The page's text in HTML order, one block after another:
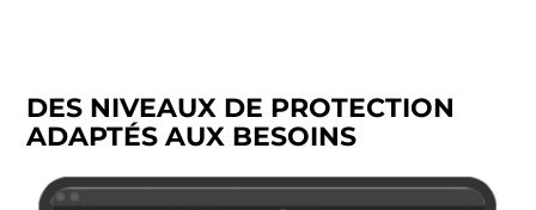
DES NIVEAUX DE PROTECTION
ADAPTÉS AUX BESOINS